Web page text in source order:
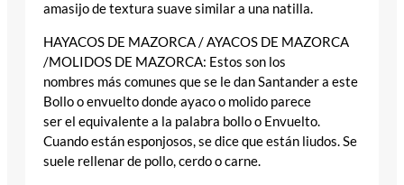
amasijo de textura suave similar a una natilla.
HAYACOS DE MAZORCA / AYACOS DE MAZORCA
/MOLIDOS DE MAZORCA: Estos son los
nombres más comunes que se le dan Santander a este
Bollo o envuelto donde ayaco o molido parece
ser el equivalente a la palabra bollo o Envuelto.
Cuando están esponjosos, se dice que están liudos. Se
suele rellenar de pollo, cerdo o carne.